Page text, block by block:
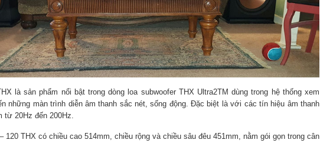
là sản phẩm nổi bật trong dòng loa subwoofer THX Ultra2TM dùng trong hệ thống xem
những màn trình diễn âm thanh sắc nét, sống động. Đặc biệt là với các tín hiệu âm thanh
từ 20Hz đến 200Hz.
120 THX có chiều cao 514mm, chiều rộng và chiều sâu đêu 451mm, nằm gói gọn trong cân